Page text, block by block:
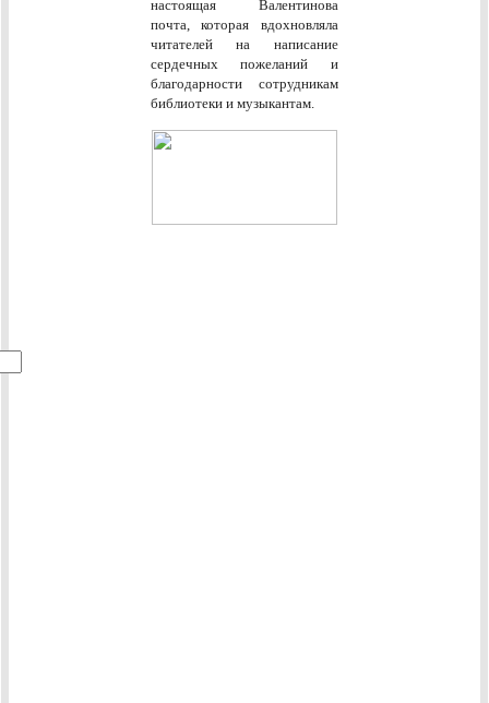
настоящая Валентинова
почта, которая вдохновляла
читателей на написание
сердечных пожеланий и
благодарности сотрудникам
библиотеки и музыкантам.